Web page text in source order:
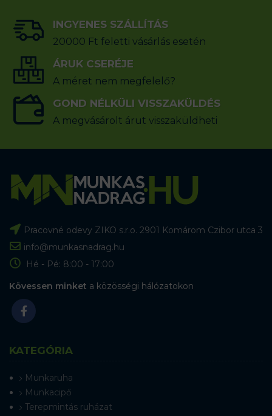
INGYENES SZÁLLÍTÁS
20000 Ft feletti vásárlás esetén
ÁRUK CSERÉJE
A méret nem megfelelő?
GOND NÉLKÜLI VISSZAKÜLDÉS
A megvásárolt árut visszaküldheti
Pracovné odevy ZIKO s.r.o. 2901 Komárom Czibor utca 3
info@munkasnadrag.hu
Hé - Pé: 8:00 - 17:00
Kövessen minket a közösségi hálózatokon
KATEGÓRIA
Munkaruha
Munkacipő
Terepmintás ruházat